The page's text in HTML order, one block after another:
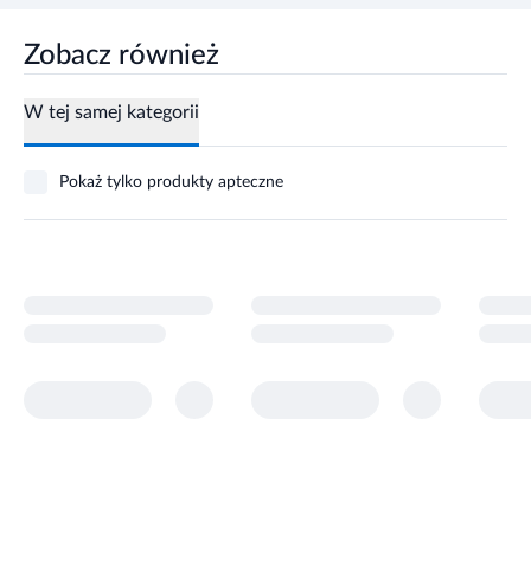
Zobacz również
W tej samej kategorii
Pokaż tylko produkty apteczne